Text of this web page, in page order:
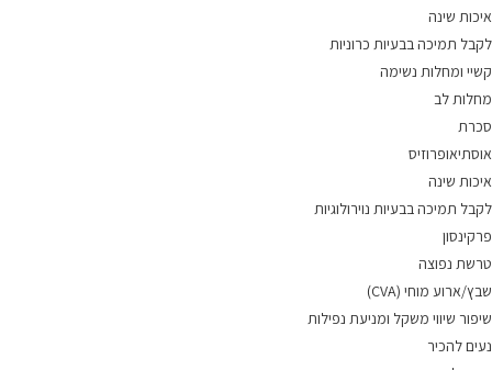
איכות שינה
לקבל תמיכה בבעיות כרוניות
קשיי ומחלות נשימה
מחלות לב
סכרת
אוסתיאופרוזיס
איכות שינה
לקבל תמיכה בבעיות נוירולוגיות
פרקינסון
טרשת נפוצה
שבץ/ארוע מוחי (CVA)
שיפור שיווי משקל ומניעת נפילות
נעים להכיר